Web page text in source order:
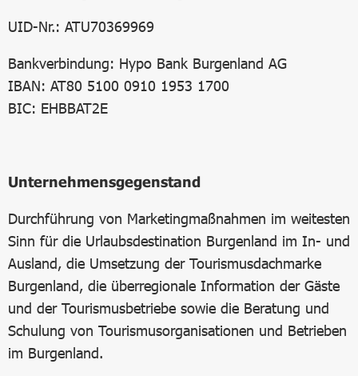
UID-Nr.: ATU70369969
Bankverbindung: Hypo Bank Burgenland AG
IBAN: AT80 5100 0910 1953 1700
BIC: EHBBAT2E
Unternehmensgegenstand
Durchführung von Marketingmaßnahmen im weitesten
Sinn für die Urlaubsdestination Burgenland im In- und
Ausland, die Umsetzung der Tourismusdachmarke
Burgenland, die überregionale Information der Gäste
und der Tourismusbetriebe sowie die Beratung und
Schulung von Tourismusorganisationen und Betrieben
im Burgenland.